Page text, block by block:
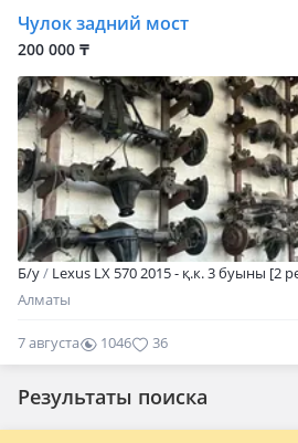
Чулок задний мост
200 000 ₸
Б/y Lexus LX 570 2015 - қ.к. 3 буыны [2
Алматы
7 августа 1046 36
Результаты поиска